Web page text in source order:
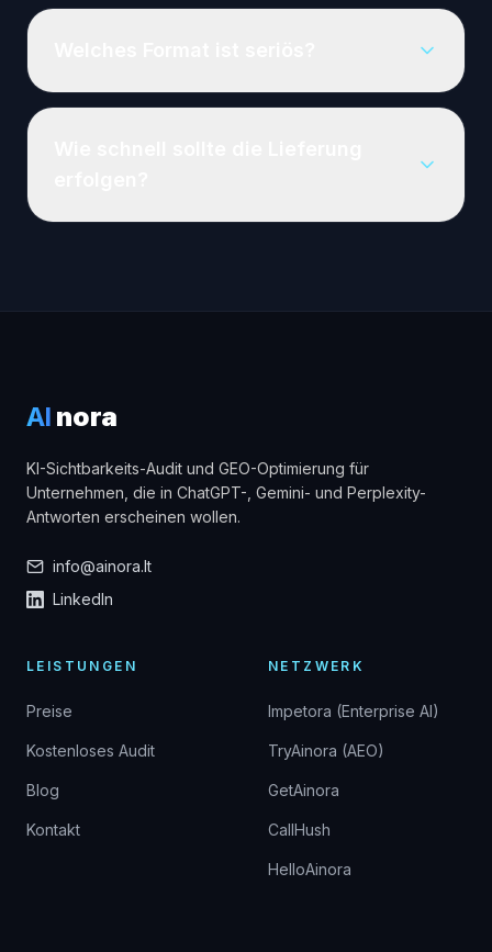
AI nora
KI-Sichtbarkeits-Audit und GEO-Optimierung für
Unternehmen, die in ChatGPT-, Gemini- und Perplexity-
Antworten erscheinen wollen.
info@ainora.lt
LinkedIn
LEISTUNGEN
Preise
Kostenloses Audit
Blog
Kontakt
NETZWERK
Impetora (Enterprise AI)
TryAinora (AEO)
GetAinora
CallHush
HelloAinora